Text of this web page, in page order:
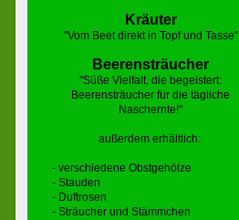
Kräuter
"Vom Beet direkt in Topf und Tasse"
Beerensträucher
"Süße Vielfalt, die begeistert:
Beerensträucher für die tägliche
Naschernte!"
außerdem erhältlich:
- verschiedene Obstgehölze
- Stauden
- Duftrosen
- Sträucher und Stämmchen